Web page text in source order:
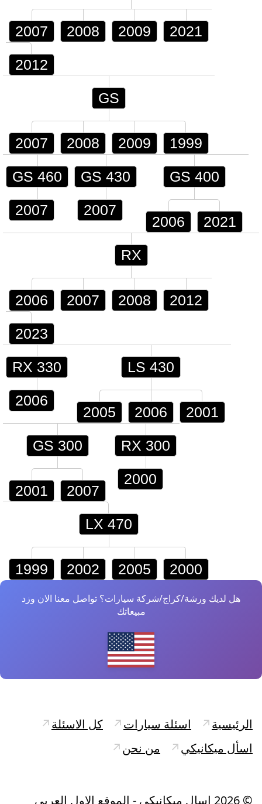
2007 2008 2009 2021
2012
GS
2007 2008 2009 1999
GS 460
2007
GS 430
2007
GS 400
2006 2021
RX
2006 2007 2008 2012
2023
RX 330
2006
LS 430
2005 2006 2001
GS 300
2001 2007
RX 300
2000
LX 470
1999 2002 2005 2000
هل لديك ورشة/كراج/شركة سيارات؟ تواصل معنا الان وزد
مبيعاتك
الرئيسية↗ اسئلة سيارات↗ كل الاسئلة↗
اسأل ميكانيكي↗ من نحن↗
©
2026 اسال ميكانيكي - الموقع الاول العربي